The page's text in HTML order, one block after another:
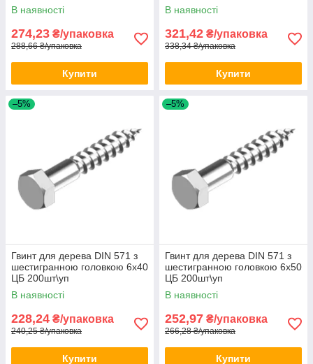
В наявності
274,23 ₴/упаковка
288,66 ₴/упаковка
Купити
В наявності
321,42 ₴/упаковка
338,34 ₴/упаковка
Купити
–5%
Гвинт для дерева DIN 571 з
шестигранною головкою 6х40
ЦБ 200шт\уп
В наявності
228,24 ₴/упаковка
240,25 ₴/упаковка
Купити
–5%
Гвинт для дерева DIN 571 з
шестигранною головкою 6х50
ЦБ 200шт\уп
В наявності
252,97 ₴/упаковка
266,28 ₴/упаковка
Купити